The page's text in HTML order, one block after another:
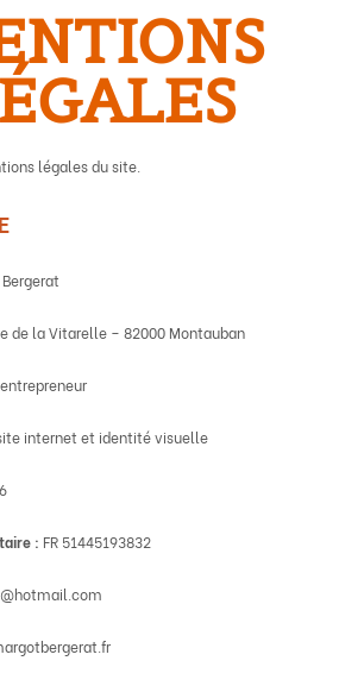
légales du site.
de la Vitarelle – 82000 Montauban
internet et identité visuelle
: FR 51445193832